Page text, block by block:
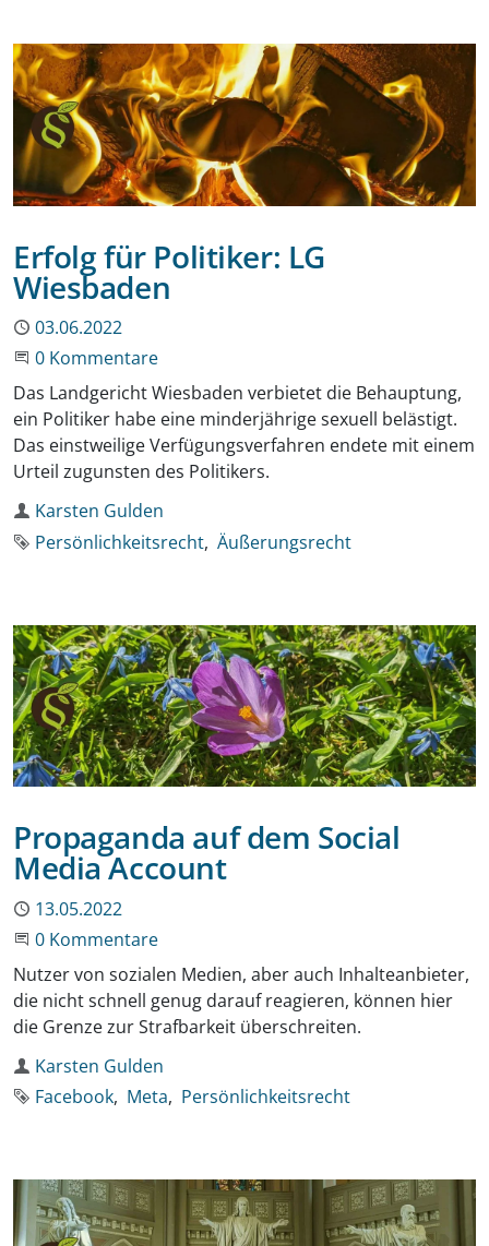
Erfolg für Politiker: LG
Wiesbaden
Publiziert
03.06.2022
Beginne eine Unterhaltung
0 Kommentare
Das Landgericht Wiesbaden verbietet die Behauptung,
ein Politiker habe eine minderjährige sexuell belästigt.
Das einstweilige Verfügungsverfahren endete mit einem
Urteil zugunsten des Politikers.
Autor
Karsten Gulden
Schlagworte
Persönlichkeitsrecht Äußerungsrecht
Propaganda auf dem Social
Media Account
Publiziert
13.05.2022
Beginne eine Unterhaltung
0 Kommentare
Nutzer von sozialen Medien, aber auch Inhalteanbieter,
die nicht schnell genug darauf reagieren, können hier
die Grenze zur Strafbarkeit überschreiten.
Autor
Karsten Gulden
Schlagworte
Facebook Meta Persönlichkeitsrecht